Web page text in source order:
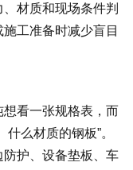
材质和现场条件判
工准备时减少盲目
看一张规格表，而
么材质的钢板”。
护、设备垫板、车